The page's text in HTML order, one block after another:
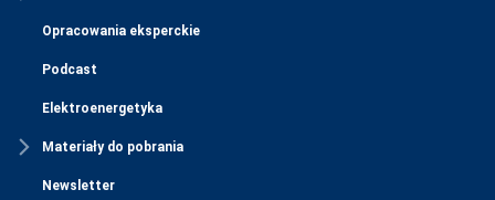
Opracowania eksperckie
Podcast
Elektroenergetyka
Materiały do pobrania
Newsletter